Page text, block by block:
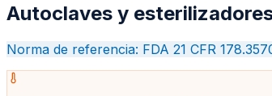
Autoclaves y
Norma de referencia: FDA 21 CFR